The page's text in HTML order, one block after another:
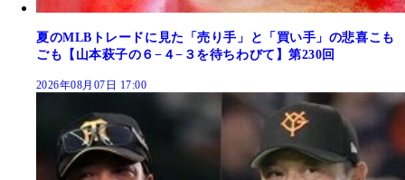
夏のMLBトレードに見た「売り手」と「買い手」の悲喜こも
ごも【山本萩子の６−４−３を待ちわびて】第230回
2026年08月07日 17:00